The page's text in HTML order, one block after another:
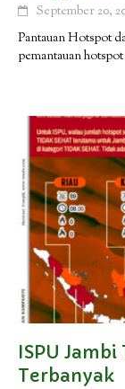
September 20,
Pantauan Hotspot
pemantauan
ISPU
Terbanyak